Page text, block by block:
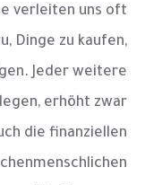
verleiten uns oft
Dinge zu kaufen,
Jeder weitere
erhöht zwar
die finanziellen